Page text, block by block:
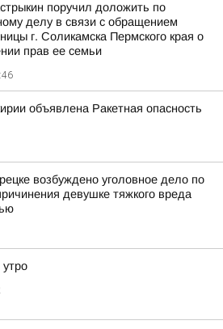
поручил доложить по
делу в связи с обращением
г. Соликамска Пермского края о
прав ее семьи
объявлена Ракетная опасность
возбуждено уголовное дело по
девушке тяжкого вреда